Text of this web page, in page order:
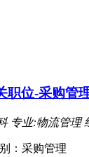
职位-采购管
专业:物流管理
：采购管理